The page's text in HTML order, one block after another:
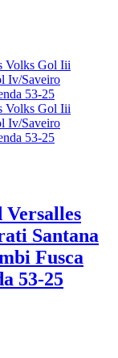
Santana
Fusca
53-25